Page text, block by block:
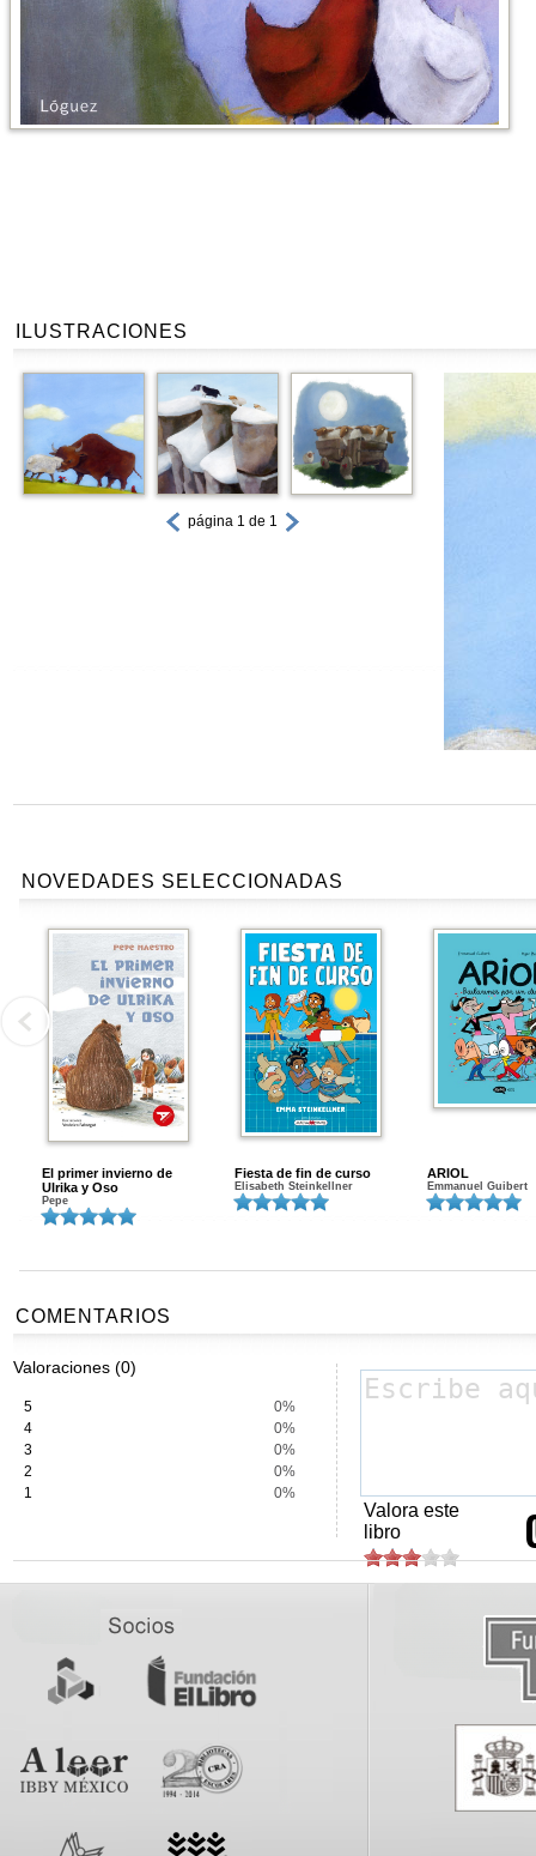
ILUSTRACIONES
página 1 de 1
NOVEDADES SELECCIONADAS
El primer invierno de
Ulrika y Oso
Pepe
Fiesta de fin de curso
Elisabeth Steinkellner
ARIOL
Emmanuel Guibert
COMENTARIOS
Valoraciones (0)
5
0%
4
0%
3
0%
2
0%
1
0%
Valora este
libro